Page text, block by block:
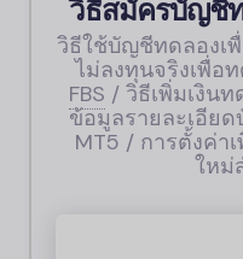
วิธีสมัครบัญชี
วิธีใช้บัญชีทดลองเ
ไม่ลงทุนจริงเพื่อ
FBS / วิธีเพิ่มเงิน
ข้อมูลรายละเอีย
MT5 / การตั้งค่า
ใหม่